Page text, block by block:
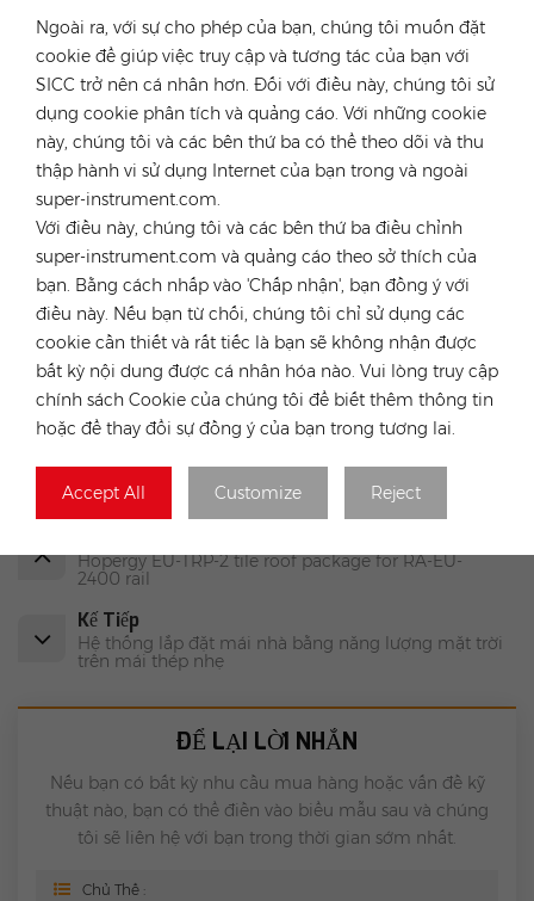
Ngoài ra, với sự cho phép của bạn, chúng tôi muốn đặt
cookie để giúp việc truy cập và tương tác của bạn với
SICC trở nên cá nhân hơn. Đối với điều này, chúng tôi sử
dụng cookie phân tích và quảng cáo. Với những cookie
này, chúng tôi và các bên thứ ba có thể theo dõi và thu
thập hành vi sử dụng Internet của bạn trong và ngoài
super-instrument.com.
Với điều này, chúng tôi và các bên thứ ba điều chỉnh
super-instrument.com và quảng cáo theo sở thích của
bạn. Bằng cách nhấp vào 'Chấp nhận', bạn đồng ý với
điều này. Nếu bạn từ chối, chúng tôi chỉ sử dụng các
cookie cần thiết và rất tiếc là bạn sẽ không nhận được
bất kỳ nội dung được cá nhân hóa nào. Vui lòng truy cập
chính sách Cookie của chúng tôi để biết thêm thông tin
hoặc để thay đổi sự đồng ý của bạn trong tương lai.
Accept All Customize Reject
cung ứng toàn cầu, chuỗi cung ứng, kho bãi địa phương,
dịch vụ kỹ thuật cho khách hàng toàn cầu. Công ty chúng tôi
có nhiều kinh nghiệm trong các dự án năng lượng mặt trời
EPC, O&M và đầu tư nhà máy năng lượng mặt trời. Chuyên
môn của chúng tôi cả trên toàn cầu và địa phương, có nghĩa
là chúng tôi hiểu được những thách thức mà các nhà lắp đặt
năng lượng mặt trời phải đối mặt, từ đó chúng tôi có thể
giúp tiết kiệm thời gian và tiền bạc của khách hàng.
THẺ NÓNG :
Tam Giác Brake
Giá Đỡ Mái Bằng
Giá Đỡ Mái Bằng
Mái Ngói Hệ Thống Gắn Bảng Điều Khiển Năng Lượng
Mặt Trời
Bộ Lắp Mái Nhà Năng Lượng Mặt Trời
Hopergy EU-TRP-2 tile roof package for RA-EU-
2400 rail
Kế Tiếp
Hệ thống lắp đặt mái nhà bằng năng lượng mặt trời
trên mái thép nhẹ
ĐỂ LẠI LỜI NHẮN
Nếu bạn có bất kỳ nhu cầu mua hàng hoặc vấn đề kỹ
thuật nào, bạn có thể điền vào biểu mẫu sau và chúng
tôi sẽ liên hệ với bạn trong thời gian sớm nhất.
Chủ Thể :